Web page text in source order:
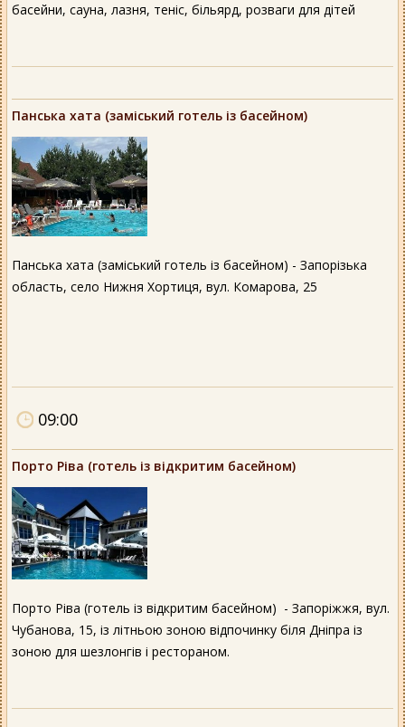
басейни, сауна, лазня, теніс, більярд, розваги для дітей
Панська хата (заміський готель із басейном)
Панська хата (заміський готель із басейном) - Запорізька
область, село Нижня Хортиця, вул. Комарова, 25
09:00
Порто Ріва (готель із відкритим басейном)
Порто Ріва (готель із відкритим басейном) - Запоріжжя, вул.
Чубанова, 15, із літньою зоною відпочинку біля Дніпра із
зоною для шезлонгів і рестораном.